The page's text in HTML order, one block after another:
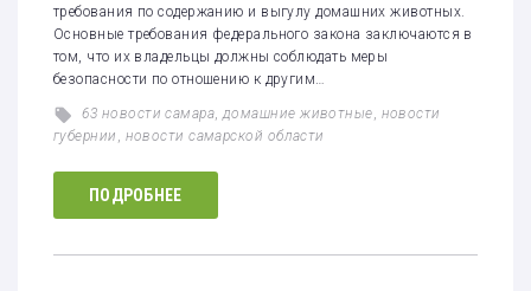
требования по содержанию и выгулу домашних животных.
Основные требования федерального закона заключаются в
том, что их владельцы должны соблюдать меры
безопасности по отношению к другим…
63 новости самара,домашние животные, новости
губернии , новости самарской области
ПОДРОБНЕЕ